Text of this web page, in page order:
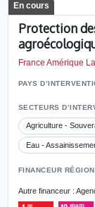
En cours
Protection
France Amérique
PAYS
SECTEURS
Agriculture -
Eau -
FINANCEUR
Autre financeur :